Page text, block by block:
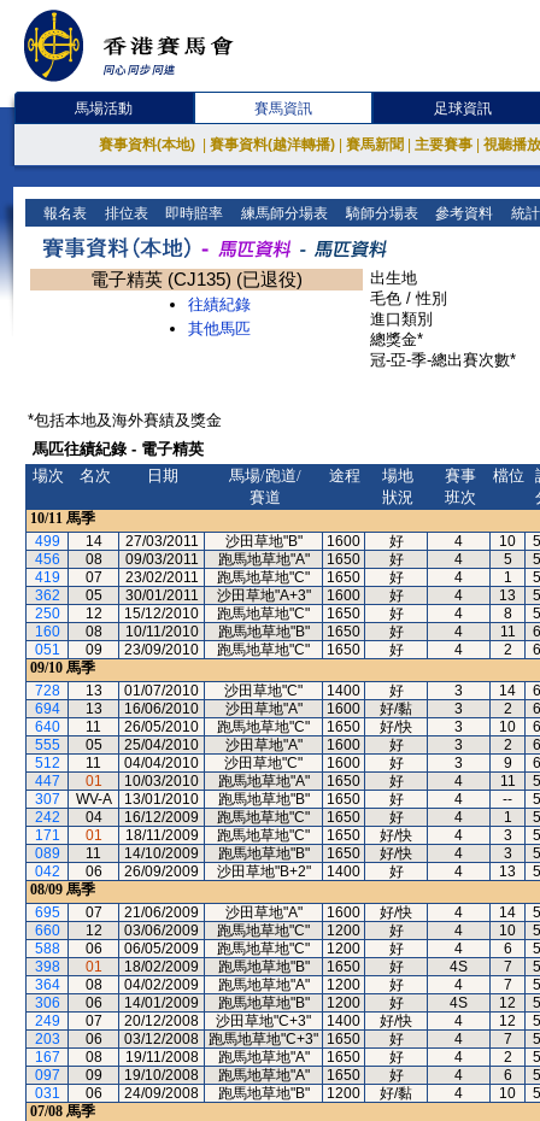
馬場活動 賽馬資訊 足球資訊
賽事資料(本地) 賽事資料(越洋轉播) 賽馬新聞 主要賽事 視聽播
報名表 排位表 即時賠率 練馬師分場表 騎師分場表 參考資料 統
電子精英 (CJ135) (已退役)
往績紀錄
其他馬匹
出生地
毛色 / 性別
進口類別
總獎金*
冠-亞-季-總出賽次數*
*包括本地及海外賽績及獎金
馬匹往績紀錄 - 電子精英
場次
名次 日期
馬場/跑道/
賽道
途程
場地
狀況
賽事
班次
檔位
10/11 馬季
499
14 27/03/2011 沙田草地"B" 1600 好 4 10
456
08 09/03/2011 跑馬地草地"A" 1650 好 4 5
419
07 23/02/2011 跑馬地草地"C" 1650 好 4 1
362
05 30/01/2011 沙田草地"A+3" 1600 好 4 13
250
12 15/12/2010 跑馬地草地"C" 1650 好 4 8
160
08 10/11/2010 跑馬地草地"B" 1650 好 4 11
051
09 23/09/2010 跑馬地草地"C" 1650 好 4 2
09/10 馬季
728
13 01/07/2010 沙田草地"C" 1400 好 3 14
694
13 16/06/2010 沙田草地"A" 1600 好/黏 3 2
640
11 26/05/2010 跑馬地草地"C" 1650 好/快 3 10
555
05 25/04/2010 沙田草地"A" 1600 好 3 2
512
11 04/04/2010 沙田草地"C" 1600 好 3 9
447
01 10/03/2010 跑馬地草地"A" 1650 好 4 11
307
WV-A 13/01/2010 跑馬地草地"B" 1650 好 4 --
242
04 16/12/2009 跑馬地草地"C" 1650 好 4 1
171
01 18/11/2009 跑馬地草地"C" 1650 好/快 4 3
089
11 14/10/2009 跑馬地草地"B" 1650 好/快 4 3
042
06 26/09/2009 沙田草地"B+2" 1400 好 4 13
08/09 馬季
695
07 21/06/2009 沙田草地"A" 1600 好/快 4 14
660
12 03/06/2009 跑馬地草地"C" 1200 好 4 10
588
06 06/05/2009 跑馬地草地"C" 1200 好 4 6
398
01 18/02/2009 跑馬地草地"B" 1650 好 4S 7
364
08 04/02/2009 跑馬地草地"A" 1200 好 4 7
306
06 14/01/2009 跑馬地草地"B" 1200 好 4S 12
249
07 20/12/2008 沙田草地"C+3" 1400 好/快 4 12
203
06 03/12/2008 跑馬地草地"C+3" 1650 好 4 7
167
08 19/11/2008 跑馬地草地"A" 1650 好 4 2
097
09 19/10/2008 跑馬地草地"A" 1650 好 4 6
031
06 24/09/2008 跑馬地草地"B" 1200 好/黏 4 10
07/08 馬季